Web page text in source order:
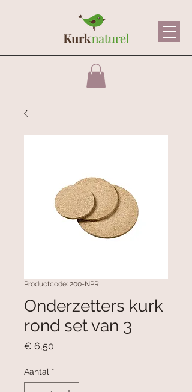
Productcode: 200-NPR
Onderzetters kurk
rond set van 3
€ 6,50
Aantal *